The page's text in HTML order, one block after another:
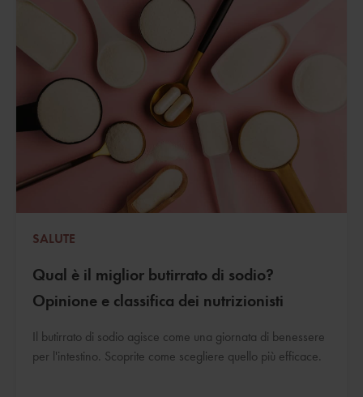
SALUTE
Qual è il miglior butirrato di sodio?
Opinione e classifica dei nutrizionisti
Il butirrato di sodio agisce come una giornata di benessere
per l'intestino. Scoprite come scegliere quello più efficace.